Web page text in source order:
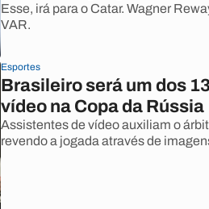
Esse, irá para o Catar. Wagner
VAR.
Esportes
Brasileiro será um dos
vídeo na Copa da Rússia
Assistentes de vídeo auxiliam o
revendo a jogada através de